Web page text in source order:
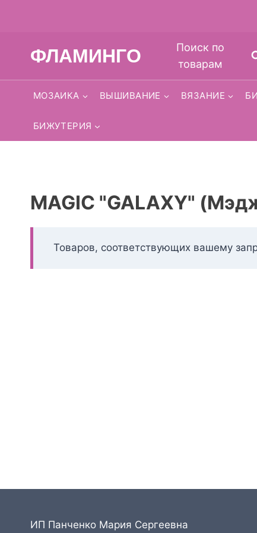
ФЛАМИНГО
Поиск по
товарам
МОЗАИКА ВЫШИВАНИЕ ВЯЗАНИЕ
БИЖУТЕРИЯ
MAGIC "GALAXY"
Товаров, соответствующих вашему
ИП Панченко Мария Сергеевна